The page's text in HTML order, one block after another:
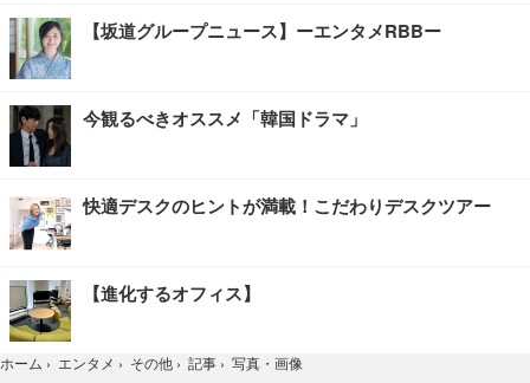
【坂道グループニュース】ーエンタメRBBー
今観るべきオススメ「韓国ドラマ」
快適デスクのヒントが満載！こだわりデスクツアー
【進化するオフィス】
ホーム › エンタメ › その他 › 記事 › 写真・画像